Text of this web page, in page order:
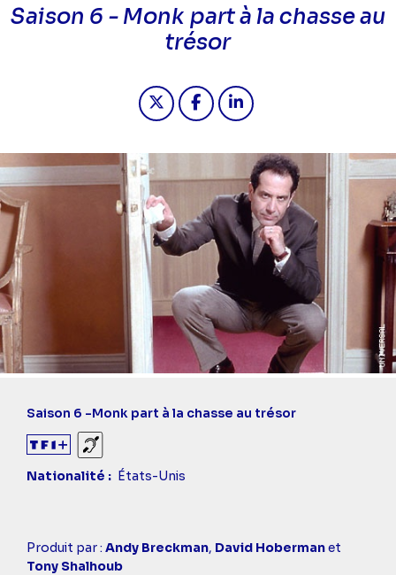
Saison 6 -Monk part à la chasse au
trésor
Partager "2024-11-01 17:25 -
Partager "2024-11-01 17:25
Saison 6 -Monk part à la chasse au trésor
Sourds et malentendants
Nationalité
États-Unis
Casting
simba
Produit par : Andy Breckman, David Hobermanet
Tony Shalhoub